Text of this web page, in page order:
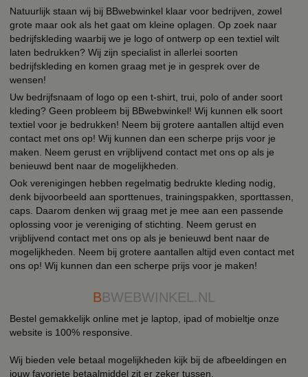
Natuurlijk staan wij bij BBwebwinkel klaar voor bedrijven, zowel
grote maar ook als het gaat om kleine oplagen. Op zoek naar
bedrijfskleding waarbij we je logo of ontwerp op een textiel wilt
laten bedrukken? Wij zijn specialist in allerlei soorten
bedrijfskleding en komen graag met je in gesprek over de
wensen!
Uw bedrijfsnaam of logo op een t-shirt, trui, polo of ander soort
kleding? Geen probleem bij BBwebwinkel! Wij kunnen elk soort
textiel voor je bedrukken! Neem bij grotere aantallen altijd even
contact met ons op! Wij kunnen dan een scherpe prijs voor je
maken. Neem gerust en vrijblijvend contact met ons op als je
benieuwd bent naar de mogelijkheden.
Ook verenigingen hebben regelmatig bedrukte kleding nodig,
denk bijvoorbeeld aan sporttenues, trainingspakken, sporttassen,
caps. Daarom denken wij graag met je mee aan een passende
oplossing voor je vereniging of stichting. Neem gerust en
vrijblijvend contact met ons op als je benieuwd bent naar de
mogelijkheden. Neem bij grotere aantallen altijd even contact met
ons op! Wij kunnen dan een scherpe prijs voor je maken!
BBWEBWINKEL.NL
Bestel gemakkelijk online met je laptop, ipad of mobieltje onze
website is 100% responsive.
Wij bieden vele betaal mogelijkheden kijk bij de afbeeldingen en
jouw favoriete betaalmiddel zit er zeker tussen.